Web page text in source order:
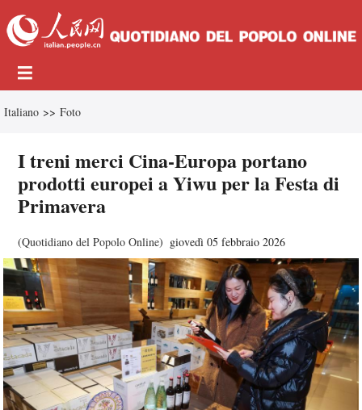
Italiano >> Foto
I treni merci Cina-Europa portano
prodotti europei a Yiwu per la Festa di
Primavera
(Quotidiano del Popolo Online) giovedì 05 febbraio 2026